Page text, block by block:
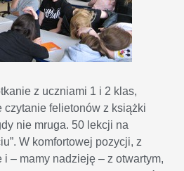
z uczniami 1 i 2 klas,
czytanie felietonów z książki
nie mruga. 50 lekcji na
W komfortowej pozycji, z
– mamy nadzieję – z otwartym,